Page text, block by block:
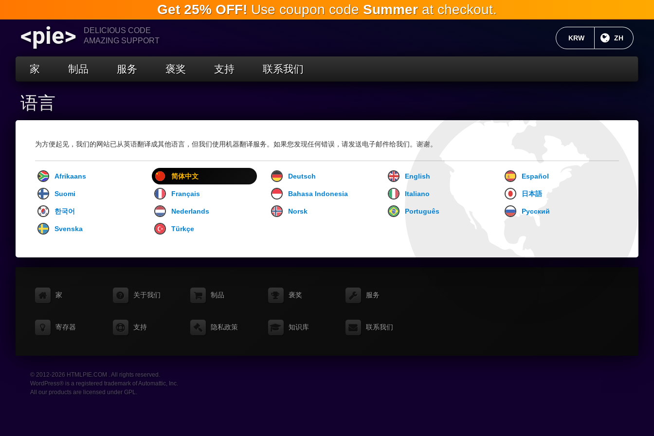
跳
到
容
Get 25% OFF! Use coupon code Summerat checkout.
<pie>
DELICIOUS CODE
AMAZING SUPPORT
目前语言:
ZH
当前货币：
KRW
家 制品 服务 褒奖 支持 联系我们
语言
为方便起见，我们的网站已从英语翻译成其他语言，但我们使用机器翻译服务。如果您发现任何错误，请发送电子邮件给我们。谢谢。
Afrikaans 简体中文 Deutsch English Español
Suomi Français Bahasa Indonesia Italiano 日本語
한국어 Nederlands Norsk Português Русский
Svenska Türkçe
家 关于我们 制品 褒奖 服务
寄存器 支持 隐私政策 知识库 联系我们
© 2012-2026 HTMLPIE.COM . All rights reserved.
WordPress® is a registered trademark of Automattic, Inc.
All our products are licensed under GPL.